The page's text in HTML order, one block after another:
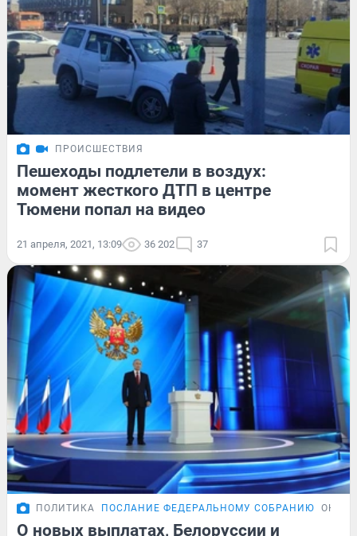
ПРОИСШЕСТВИЯ
Пешеходы подлетели в воздух:
момент жесткого ДТП в центре
Тюмени попал на видео
21 апреля, 2021, 13:09 36 202 37
ПОЛИТИКА ПОСЛАНИЕ ФЕДЕРАЛЬНОМУ СОБРАНИЮ
О новых выплатах, Белоруссии и